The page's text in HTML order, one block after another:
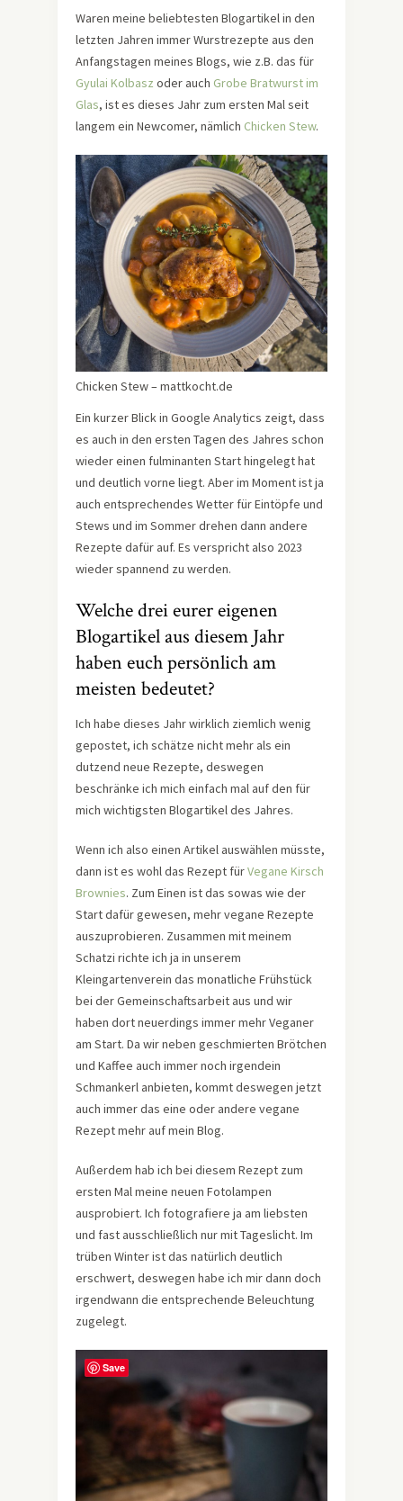
Waren meine beliebtesten Blogartikel in den
letzten Jahren immer Wurstrezepte aus den
Anfangstagen meines Blogs, wie z.B. das für
Gyulai Kolbasz oder auch Grobe Bratwurst im
Glas, ist es dieses Jahr zum ersten Mal seit
langem ein Newcomer, nämlich Chicken Stew.
Chicken Stew – mattkocht.de
Ein kurzer Blick in Google Analytics zeigt, dass
es auch in den ersten Tagen des Jahres schon
wieder einen fulminanten Start hingelegt hat
und deutlich vorne liegt. Aber im Moment ist ja
auch entsprechendes Wetter für Eintöpfe und
Stews und im Sommer drehen dann andere
Rezepte dafür auf. Es verspricht also 2023
wieder spannend zu werden.
Welche drei eurer eigenen
Blogartikel aus diesem Jahr
haben euch persönlich am
meisten bedeutet?
Ich habe dieses Jahr wirklich ziemlich wenig
gepostet, ich schätze nicht mehr als ein
dutzend neue Rezepte, deswegen
beschränke ich mich einfach mal auf den für
mich wichtigsten Blogartikel des Jahres.
Wenn ich also einen Artikel auswählen müsste,
dann ist es wohl das Rezept fürVegane Kirsch
Brownies. Zum Einen ist das sowas wie der
Start dafür gewesen, mehr vegane Rezepte
auszuprobieren. Zusammen mit meinem
Schatzi richte ich ja in unserem
Kleingartenverein das monatliche Frühstück
bei der Gemeinschaftsarbeit aus und wir
haben dort neuerdings immer mehr Veganer
am Start. Da wir neben geschmierten Brötchen
und Kaffee auch immer noch irgendein
Schmankerl anbieten, kommt deswegen jetzt
auch immer das eine oder andere vegane
Rezept mehr auf mein Blog.
Außerdem hab ich bei diesem Rezept zum
ersten Mal meine neuen Fotolampen
ausprobiert. Ich fotografiere ja am liebsten
und fast ausschließlich nur mit Tageslicht. Im
trüben Winter ist das natürlich deutlich
erschwert, deswegen habe ich mir dann doch
irgendwann die entsprechende Beleuchtung
zugelegt.
Save